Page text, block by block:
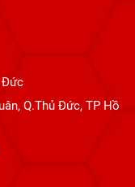
Đức
Q.Thủ Đức, TP Hồ